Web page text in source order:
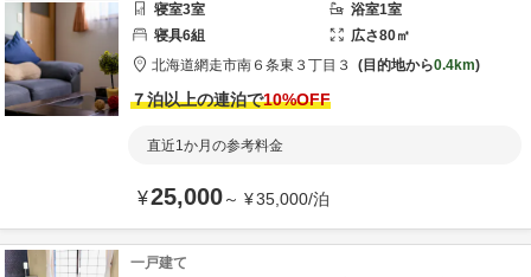
寝室3室 浴室1室
寝具6組 広さ80㎡
北海道網走市南６条東３丁目３ 目的地から0.4km
７泊以上の連泊で10%OFF
直近1か月の参考料金
¥25,000～ ¥35,000/泊
一戸建て